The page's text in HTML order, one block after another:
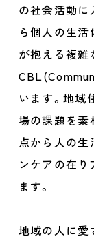
の社会活動に
ら個人の生
が抱える複雑
います。地域
場の課題を素
点から人の生
ンケアの在
ます。
地域の人に愛